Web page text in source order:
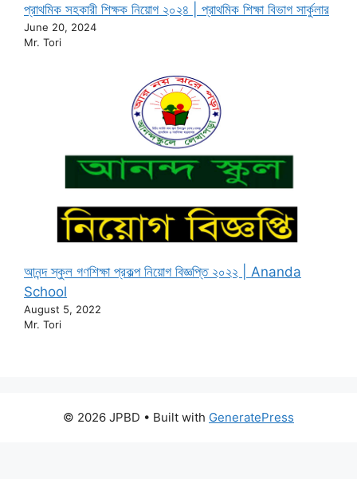
প্রাথমিক সহকারী শিক্ষক নিয়োগ ২০২৪ | প্রাথমিক শিক্ষা বিভাগ সার্কুলার
June 20, 2024
Mr. Tori
আনন্দ স্কুল গণশিক্ষা প্রকল্প নিয়োগ বিজ্ঞপ্তি ২০২২ | Ananda
School
August 5, 2022
Mr. Tori
© 2026 JPBD • Built with GeneratePress